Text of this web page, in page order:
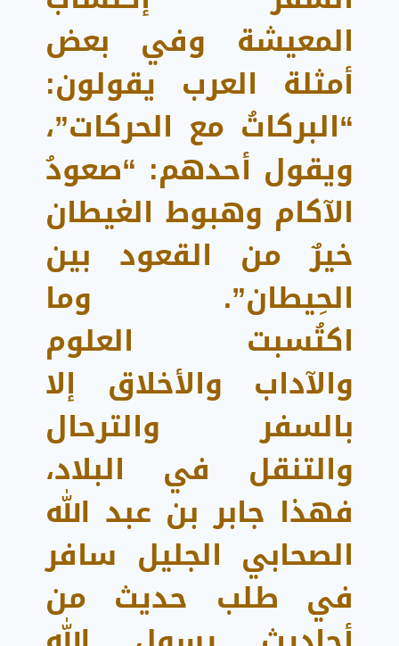
المعيشة وفي بعض
أمثلة العرب يقولون:
“البركاتُ مع الحركات”،
ويقول أحدهم: “صعودُ
الآكام وهبوط الغيطان
خيرٌ من القعود بين
الحِيطان”. وما
اكتُسبت العلوم
والآداب والأخلاق إلا
بالسفر والترحال
والتنقل في البلاد،
فهذا جابر بن عبد الله
الصحابي الجليل سافر
في طلب حديث من